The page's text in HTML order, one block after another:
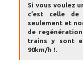
Si vous voulez
c’est celle
seulement et
de
trains y sont
90km/h !.